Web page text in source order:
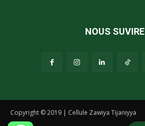
NOUS SUVIRE
Copyright © 2019 | Cellule Zawiya Tijaniyya